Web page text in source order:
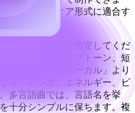
ざまなメディア形式に適合す
と言語を明確に指定してくだ
クリーンなポップトーン、短
」は、「良いボーカル」より
ら、テンポ、エネルギー、ビ
多言語曲では、言語名を挙
十分シンプルに保ちます。複